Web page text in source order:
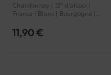
Chardonnay | 13° d'alcool |
France | Blanc | Bourgogne |
11,90 €